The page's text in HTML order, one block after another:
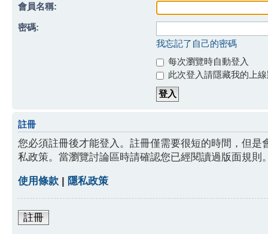
會員名稱:
密碼:
我忘記了自己的密碼
每次瀏覽時自動登入
此次登入請隱藏我的上
註冊
您必須註冊後才能登入。註冊僅需要很短的時間，但
私政策。當瀏覽討論區時請確認您已經閱讀過版面規則
使用條款 | 隱私政策
註冊